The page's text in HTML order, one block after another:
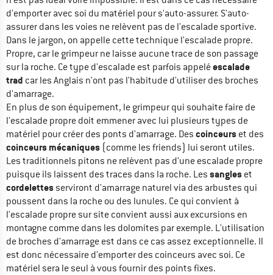
d'emporter avec soi du matériel pour s'auto-assurer. S'auto-
assurer dans les voies ne relèvent pas de l'escalade sportive.
Dans le jargon, on appelle cette technique l'escalade propre.
Propre, car le grimpeur ne laisse aucune trace de son passage
sur la roche. Ce type d'escalade est parfois appeléescalade
trad car les Anglais n'ont pas l'habitude d'utiliser des broches
d'amarrage.
En plus de son équipement, le grimpeur qui souhaite faire de
l'escalade propre doit emmener avec lui plusieurs types de
matériel pour créer des ponts d'amarrage. Des coinceurs et des
coinceurs mécaniques (comme les friends) lui seront utiles.
Les traditionnels pitons ne relèvent pas d'une escalade propre
puisque ils laissent des traces dans la roche. Les sangles et
cordelettesserviront d'amarrage naturel via des arbustes qui
poussent dans la roche ou des lunules. Ce qui convient à
l'escalade propre sur site convient aussi aux excursions en
montagne comme dans les dolomites par exemple. L'utilisation
de broches d'amarrage est dans ce cas assez exceptionnelle. Il
est donc nécessaire d'emporter des coinceurs avec soi. Ce
matériel sera le seul à vous fournir des points fixes.